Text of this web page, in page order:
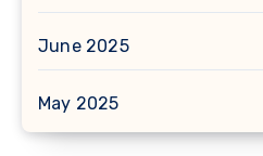
June 2025
May 2025